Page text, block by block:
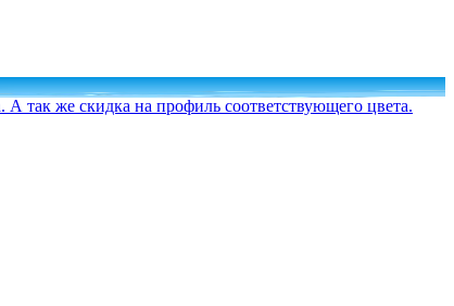
А так же скидка на профиль соответствующего цвета.